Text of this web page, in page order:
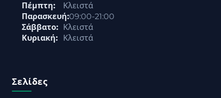
Πέμπτη:
Κλειστά
Παρασκευή:09:00-21:00
Σάββατο: Κλειστά
Κυριακή:
Κλειστά
Σελίδες